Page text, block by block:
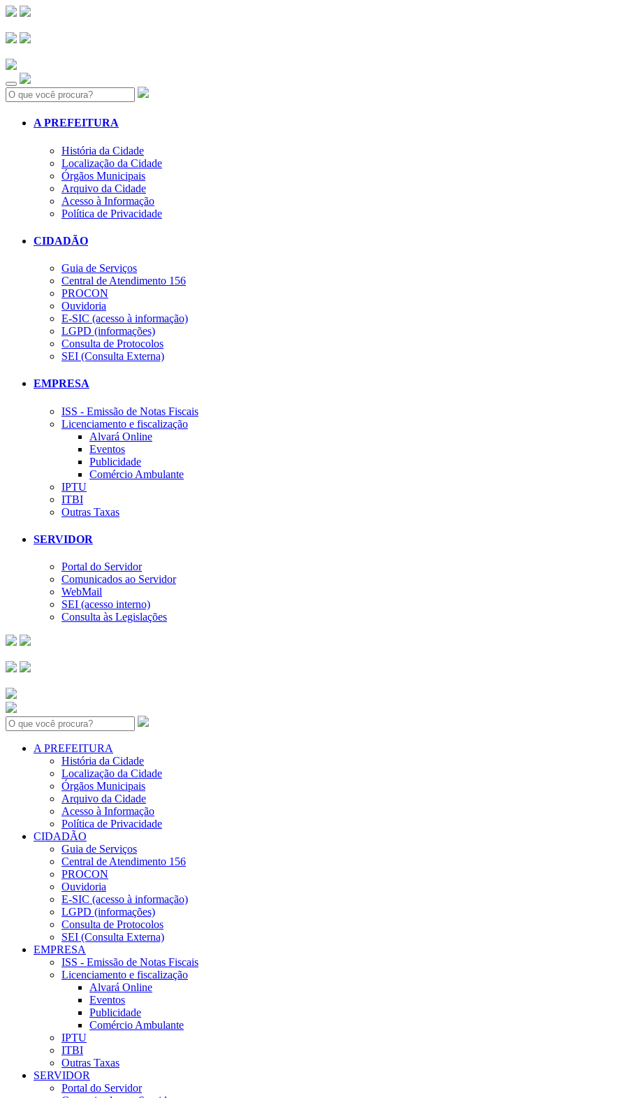
Search:
A PREFEITURA
História da Cidade
Localização da Cidade
Órgãos Municipais
Arquivo da Cidade
Acesso à Informação
Política de Privacidade
CIDADÃO
Guia de Serviços
Central de Atendimento 156
PROCON
Ouvidoria
E-SIC (acesso à informação)
LGPD (informações)
Consulta de Protocolos
SEI (Consulta Externa)
EMPRESA
ISS - Emissão de Notas Fiscais
Licenciamento e fiscalização
Alvará Online
Eventos
Publicidade
Comércio Ambulante
IPTU
ITBI
Outras Taxas
SERVIDOR
Portal do Servidor
Comunicados ao Servidor
WebMail
SEI (acesso interno)
Consulta às Legislações
Search:
A PREFEITURA
História da Cidade
Localização da Cidade
Órgãos Municipais
Arquivo da Cidade
Acesso à Informação
Política de Privacidade
CIDADÃO
Guia de Serviços
Central de Atendimento 156
PROCON
Ouvidoria
E-SIC (acesso à informação)
LGPD (informações)
Consulta de Protocolos
SEI (Consulta Externa)
EMPRESA
ISS - Emissão de Notas Fiscais
Licenciamento e fiscalização
Alvará Online
Eventos
Publicidade
Comércio Ambulante
IPTU
ITBI
Outras Taxas
SERVIDOR
Portal do Servidor